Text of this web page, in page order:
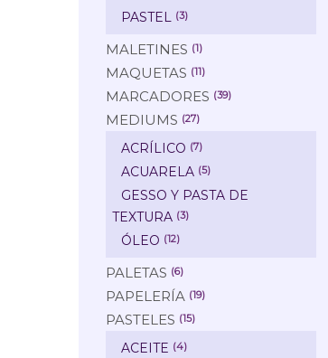
PASTEL (3)
MALETINES (1)
MAQUETAS (11)
MARCADORES (39)
MEDIUMS (27)
ACRÍLICO (7)
ACUARELA (5)
GESSO Y PASTA DE
TEXTURA (3)
ÓLEO (12)
PALETAS (6)
PAPELERÍA (19)
PASTELES (15)
ACEITE (4)